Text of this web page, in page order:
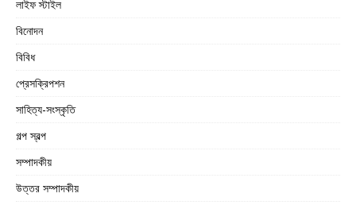
লাইফ স্টাইল
বিনোদন
বিবিধ
প্রেসক্রিপশন
সাহিত্য-সংস্কৃতি
গল্প স্বল্প
সম্পাদকীয়
উত্তর সম্পাদকীয়